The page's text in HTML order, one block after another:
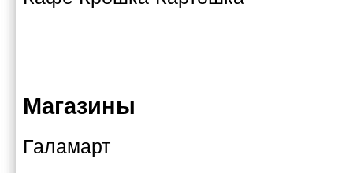
Магазины
Галамарт